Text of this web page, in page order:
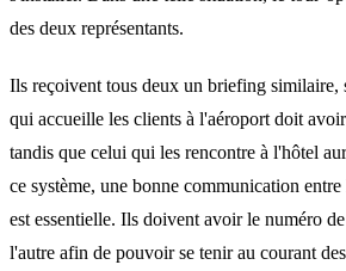
des deux représentants.
Ils reçoivent tous deux un briefing similaire,
qui accueille les clients à l'aéroport doit
tandis que celui qui les rencontre à l'hôtel
ce système, une bonne communication entre
est essentielle. Ils doivent avoir le numéro
l'autre afin de pouvoir se tenir au courant